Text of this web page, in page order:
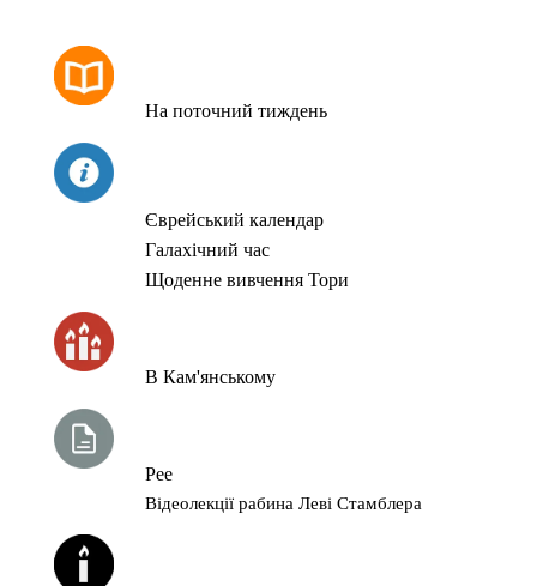
На поточний тиждень
Єврейський календар
Галахічний час
Щоденне вивчення Тори
В Кам'янському
Рее
Відеолекції рабина Леві Стамблера